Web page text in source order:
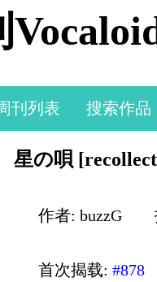
刊列表 搜索作品
星の唄
作者: buzzG
首次揭载: #878